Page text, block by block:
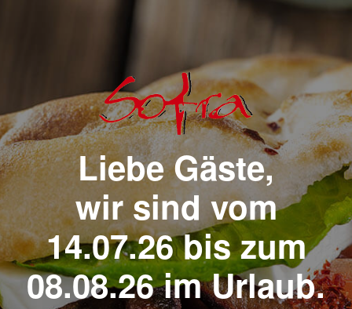
Liebe Gäste,
wir sind vom
14.07.26 bis zum
08.08.26 im Urlaub.